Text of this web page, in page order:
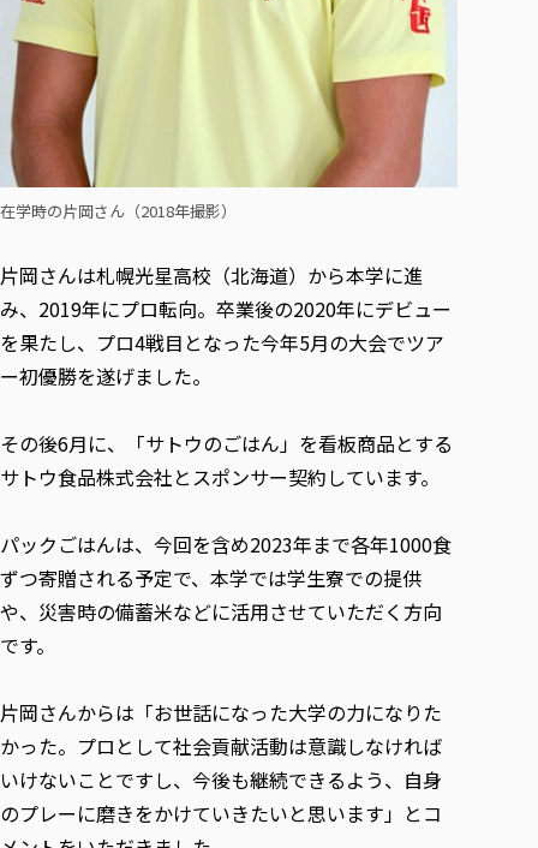
宿舎の紹介
学生生活サポート
学生自主活動支援
社会人学生の育児支援（一時預かり）
学生総合補償制度
スポーツ傷害保険
在学時の片岡さん（2018年撮影）
片岡さんは札幌光星高校（北海道）から本学に進
み、2019年にプロ転向。卒業後の2020年にデビュー
を果たし、プロ4戦目となった今年5月の大会でツア
ー初優勝を遂げました。
その後6月に、「サトウのごはん」を看板商品とする
サトウ食品株式会社とスポンサー契約しています。
パックごはんは、今回を含め2023年まで各年1000食
ずつ寄贈される予定で、本学では学生寮での提供
や、災害時の備蓄米などに活用させていただく方向
です。
片岡さんからは「お世話になった大学の力になりた
かった。プロとして社会貢献活動は意識しなければ
いけないことですし、今後も継続できるよう、自身
のプレーに磨きをかけていきたいと思います」とコ